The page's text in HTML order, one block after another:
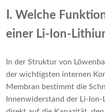
Ⅰ. Welche
einer Li-Ion-
In der Struktur von
der wichtigsten internen
Membran bestimmt die
Innenwiderstand der Li-